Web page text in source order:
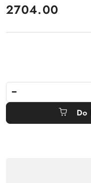
cena:
2704.00
Do